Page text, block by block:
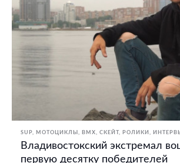
SUP МОТОЦИКЛЫ BMX, СКЕЙТ, РОЛИКИ
Владивостокский экстремал
первую десятку победителей